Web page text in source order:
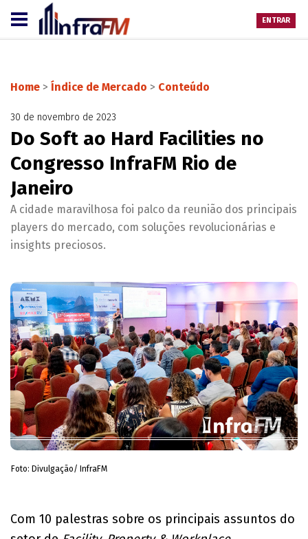
ENTRAR
Home > Índice de Mercado > Conteúdo
30 de novembro de 2023
Do Soft ao Hard Facilities no
Congresso InfraFM Rio de
Janeiro
A cidade maravilhosa foi palco da reunião dos principais
players do mercado, com soluções revolucionárias e
insights preciosos.
Foto: Divulgação/ InfraFM
Com 10 palestras sobre os principais assuntos do